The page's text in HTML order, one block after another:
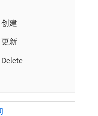
创建
更新
Delete